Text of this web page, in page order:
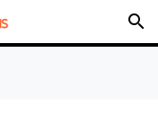
search